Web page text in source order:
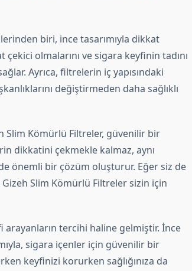
biri, ince tasarımıyla dikkat
olmalarını ve sigara keyfinin tadını
Ayrıca, filtrelerin iç yapısındaki
değiştirmeden daha sağlıklı
Slim Kömürlü Filtreler, güvenilir bir
dikkatini çekmekle kalmaz, aynı
önemli bir çözüm oluşturur. Eğer siz de
Gizeh Slim Kömürlü Filtreler sizin için
arayanların tercihi haline gelmiştir. İnce
sigara içenler için güvenilir bir
keyfinizi korurken sağlığınıza da